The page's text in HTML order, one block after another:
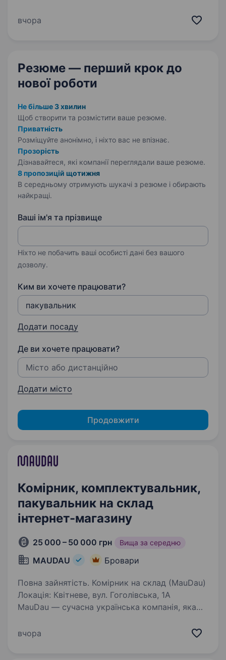
Якщо ви хочете працювати в стабільній
вчора
Резюме — перший крок до
нової роботи
Не більше 3 хвилин
Щоб створити та розмістити ваше резюме.
Приватність
Розміщуйте анонімно, і ніхто вас не впізнає.
Прозорість
Дізнавайтеся, які компанії переглядали ваше резюме.
8 пропозицій щотижня
В середньому отримують шукачі з резюме і обирають
найкращі.
Ваші ім'я та прізвище
Ніхто не побачить ваші особисті дані без вашого
дозволу.
Ким ви хочете працювати?
Додати посаду
Де ви хочете працювати?
Додати місто
Продовжити
Комірник, комплектувальник,
пакувальник на склад
інтернет-магазину
25 000 – 50 000 грн Вища за середню
MAUDAU Бровари
Повна зайнятість. Комірник на склад (MauDau)
Локація: Квітневе, вул. Гоголівська, 1А
MauDau — сучасна українська компанія, яка
Запрошуємо комірників на комфортний склад.
вчора